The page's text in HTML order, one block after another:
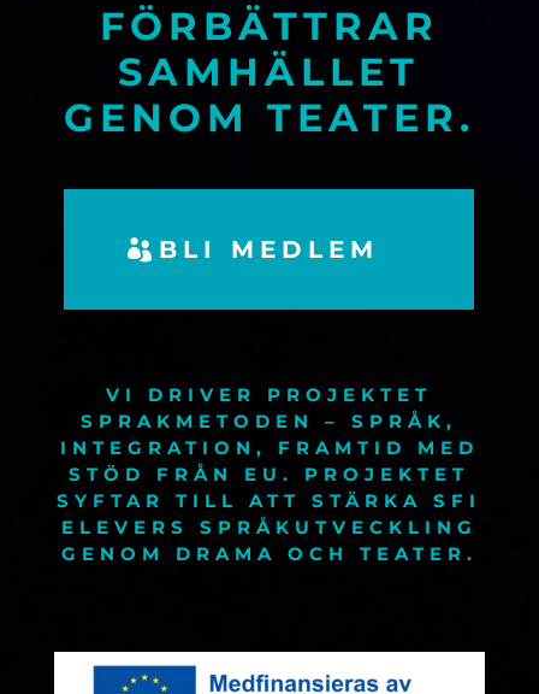
FÖRBÄTTRAR
SAMHÄLLET
GENOM TEATER.
BLI MEDLEM
VI DRIVER PROJEKTET
SPRAKMETODEN – SPRÅK,
INTEGRATION, FRAMTID MED
STÖD FRÅN EU. PROJEKTET
SYFTAR TILL ATT STÄRKA SFI
ELEVERS SPRÅKUTVECKLING
GENOM DRAMA OCH TEATER.